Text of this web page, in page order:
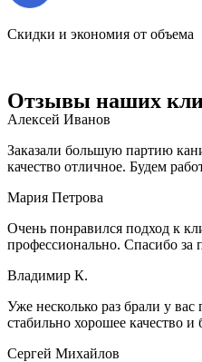
Скидки и экономия от объема
Отзывы наших
Алексей Иванов
Заказали большую партию
качество отличное. Будем
Мария Петрова
Очень понравился подход к
профессионально. Спасибо за
Владимир К.
Уже несколько раз брали у вас
стабильно хорошее качество и
Сергей Михайлов